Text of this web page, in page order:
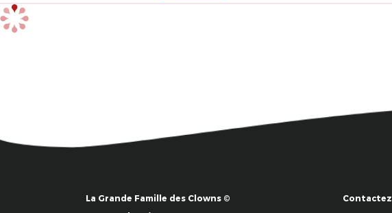
La Grande Famille des Clowns ©